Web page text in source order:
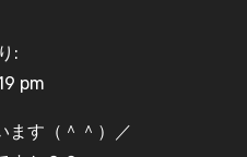
:
pm
ます（＾＾）／